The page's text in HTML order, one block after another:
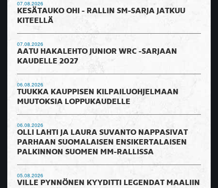
07.08.2026
KESÄTAUKO OHI - RALLIN SM-SARJA JATKUU
KITEELLÄ
07.08.2026
AATU HAKALEHTO JUNIOR WRC -SARJAAN
KAUDELLE 2027
06.08.2026
TUUKKA KAUPPISEN KILPAILUOHJELMAAN
MUUTOKSIA LOPPUKAUDELLE
06.08.2026
OLLI LAHTI JA LAURA SUVANTO NAPPASIVAT
PARHAAN SUOMALAISEN ENSIKERTALAISEN
PALKINNON SUOMEN MM-RALLISSA
05.08.2026
VILLE PYNNÖNEN KYYDITTI LEGENDAT MAALIIN